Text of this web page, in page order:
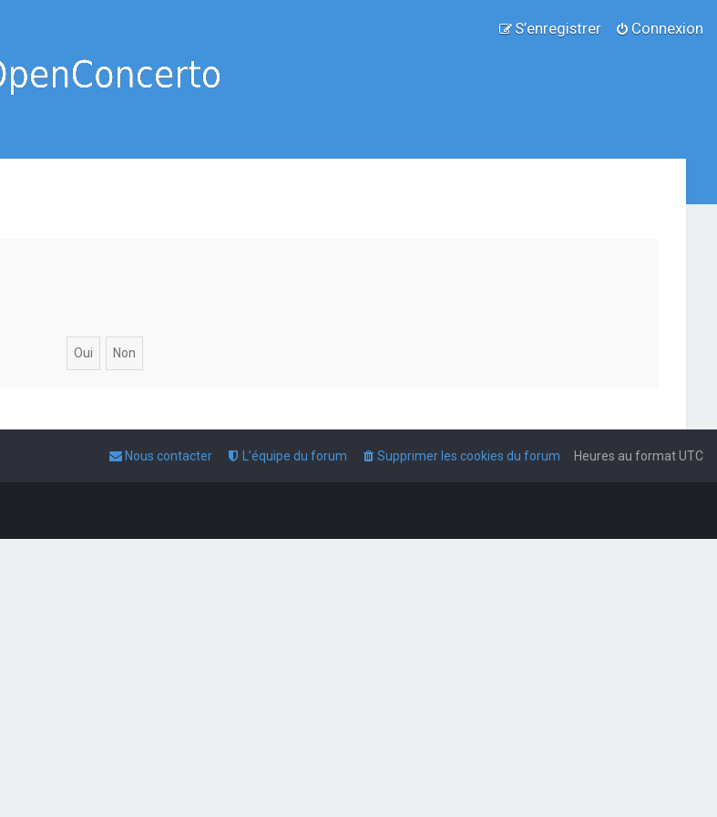
Connexion
S’enregistrer
Heures au formatUTC
Supprimer les cookies du forum
L’équipe du forum
Nous contacter